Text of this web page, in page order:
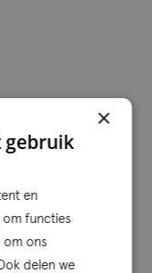
forces for
×
gebruik
en
om functies
om ons
delen we